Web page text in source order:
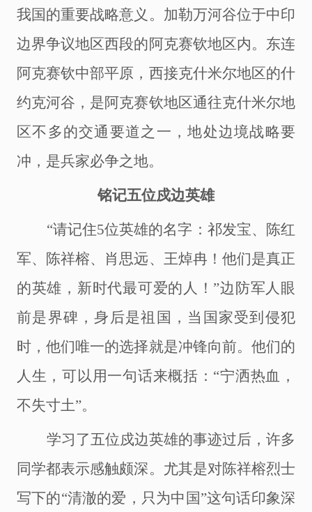
我国的重要战略意义。加勒万河谷位于中印
边界争议地区西段的阿克赛钦地区内。东连
阿克赛钦中部平原，西接克什米尔地区的什
约克河谷，是阿克赛钦地区通往克什米尔地
区不多的交通要道之一，地处边境战略要
冲，是兵家必争之地。
铭记五位戍边英雄
“请记住5位英雄的名字：祁发宝、陈红
军、陈祥榕、肖思远、王焯冉！他们是真正
的英雄，新时代最可爱的人！”边防军人眼
前是界碑，身后是祖国，当国家受到侵犯
时，他们唯一的选择就是冲锋向前。他们的
人生，可以用一句话来概括：“宁洒热血，
不失寸土”。
学习了五位戍边英雄的事迹过后，许多
同学都表示感触颇深。尤其是对陈祥榕烈士
写下的“清澈的爱，只为中国”这句话印象深